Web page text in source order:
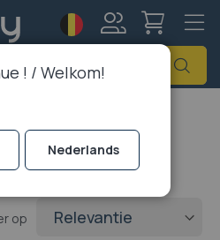
Taal
Zoek
op
! / Welkom!
Nederlands